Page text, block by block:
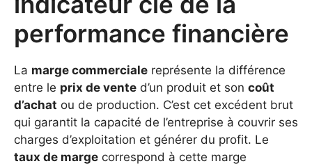
performance financière
La marge commerciale représente la différence
entre le prix de vente d’un produit et son coût
d’achat ou de production. C’est cet excédent brut
qui garantit la capacité de l’entreprise à couvrir ses
charges d’exploitation et générer du profit. Le
taux de marge correspond à cette marge